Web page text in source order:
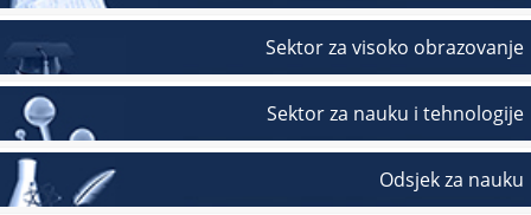
Sektor za visoko obrazovanje
Sektor za nauku i tehnologije
Odsjek za nauku